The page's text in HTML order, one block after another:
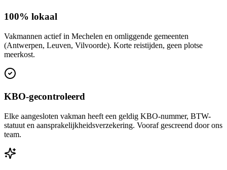
100% lokaal
Vakmannen actief in Mechelen en omliggende gemeenten
(Antwerpen, Leuven, Vilvoorde). Korte reistijden, geen plotse
meerkost.
KBO-gecontroleerd
Elke aangesloten vakman heeft een geldig KBO-nummer, BTW-
statuut en aansprakelijkheidsverzekering. Vooraf gescreend door ons
team.